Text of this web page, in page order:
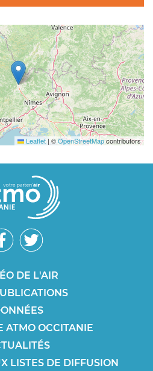
Leaflet | ©OpenStreetMapcontributors
DE L'AIR
ATMO OCCITANIE
LISTES DE DIFFUSION